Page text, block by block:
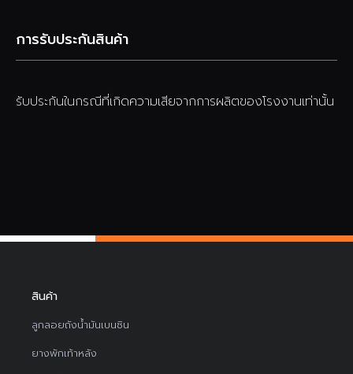
การรับประกันสินค้า
รับประกันในกรณีที่เกิดความเสียจากการผลิตของโรงงานเท่านั้น
สินค้า
ลูกลอยถังน้ำมันเบนซิน
ยางพักเท้าหลัง